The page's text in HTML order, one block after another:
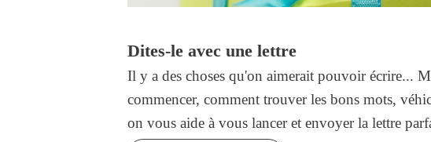
Dites-le avec une lettre
Il y a des choses qu'on aimerait pouvoir écrire...
commencer, comment trouver les bons mots,
on vous aide à vous lancer et envoyer la lettre